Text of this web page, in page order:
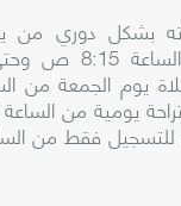
بشكل دوري من